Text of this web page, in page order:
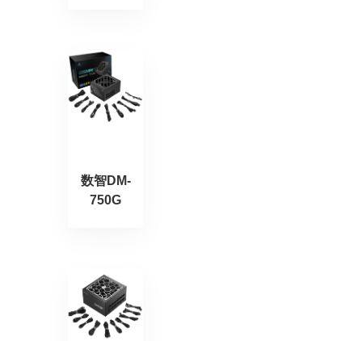
数智DM-
750G